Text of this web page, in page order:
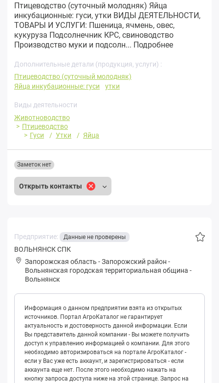
Птицеводство (суточный молодняк) Яйца
инкубационные: гуси, утки ВИДЫ ДЕЯТЕЛЬНОСТИ,
ТОВАРЫ И УСЛУГИ: Пшеница, ячмень, овес,
кукуруза Подсолнечник КРС, свиноводство
Производство муки и подсолн... Подробнее
Дополнительные детали (продукция, услуги) :
Птицеводство (суточный молодняк)
Яйца инкубационные: гуси
утки
Виды деятельности
Животноводство
Птицеводство
Гуси
Утки Яйца
Открыть контакты
Заметок нет
Предприятие: Данные не проверены
ВОЛЬНЯНСК СПК
Запорожская область -Запорожский район -
Вольнянская городская территориальная община -
Вольнянск
Информация о данном предприятии взята из открытых
источников. Портал АгроКаталог не гарантирует
актуальность и достоверность данной информации. Если
Вы представитель данной компании - Вы можете получить
доступ к управлению информацией о компании. Для этого
необходимо авторизироваться на портале АгроКаталог -
если у Вас уже есть аккаунт, и зарегистрироваться - если
аккаунта еще нет. После этого необходимо нажать на
кнопку запроса доступа ниже на этой странице. Запрос на